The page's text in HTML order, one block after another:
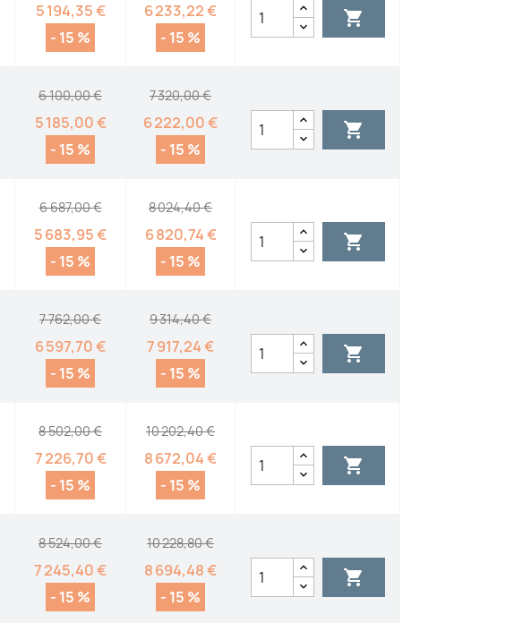
5 194,35 €
- 15 %
6 233,22 €
- 15 %

6 100,00 €
5 185,00 €
- 15 %
7 320,00 €
6 222,00 €
- 15 %

6 687,00 €
5 683,95 €
- 15 %
8 024,40 €
6 820,74 €
- 15 %

7 762,00 €
6 597,70 €
- 15 %
9 314,40 €
7 917,24 €
- 15 %

8 502,00 €
7 226,70 €
- 15 %
10 202,40 €
8 672,04 €
- 15 %

8 524,00 €
7 245,40 €
- 15 %
10 228,80 €
8 694,48 €
- 15 %
